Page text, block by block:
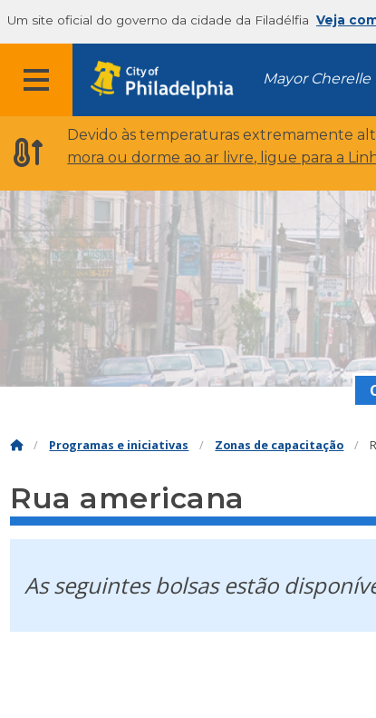
Um site oficial do governo da cidade da Filadélfia Veja
Mayor Cherelle
Devido às temperaturas extremamente
mora ou dorme ao ar livre, ligue para a
Programas e iniciativas Zonas de capacitação
Rua americana
As seguintes bolsas estão